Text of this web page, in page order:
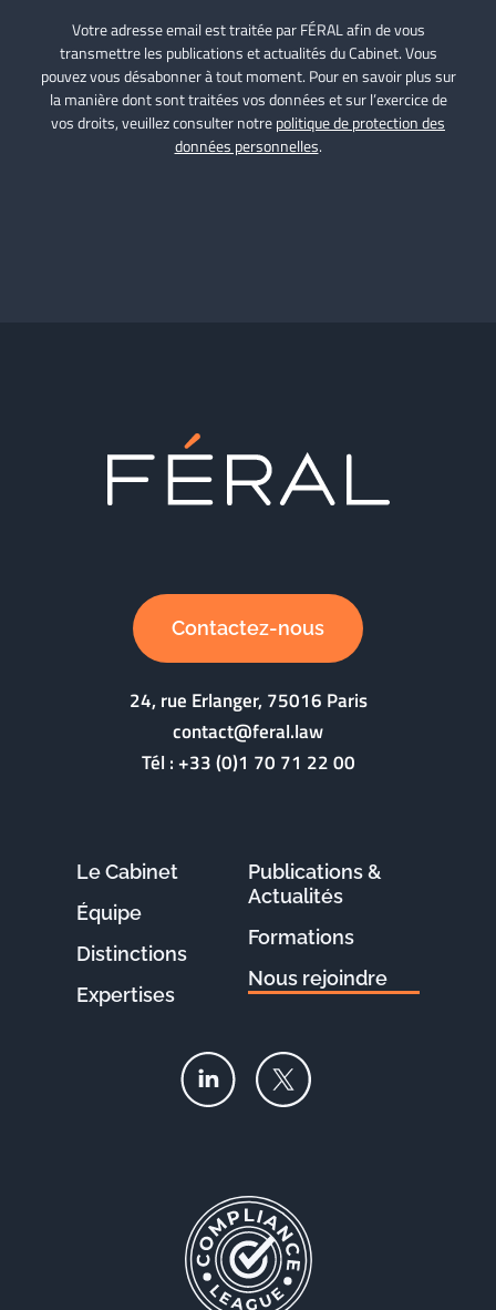
Votre adresse email est traitée par FÉRAL afin de vous
transmettre les publications et actualités du Cabinet. Vous
pouvez vous désabonner à tout moment. Pour en savoir plus sur
la manière dont sont traitées vos données et sur l’exercice de
vos droits, veuillez consulter notrepolitique de protection des
données personnelles.
Contactez-nous
24, rue Erlanger, 75016 Paris
contact@feral.law
Tél :+33 (0)1 70 71 22 00
Le Cabinet
Équipe
Distinctions
Expertises
Publications &
Actualités
Formations
Nous rejoindre